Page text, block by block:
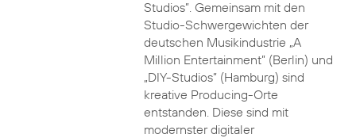
Studios”. Gemeinsam mit den
Studio-Schwergewichten der
deutschen Musikindustrie „A
Million Entertainment” (Berlin) und
„DIY-Studios” (Hamburg) sind
kreative Producing-Orte
entstanden. Diese sind mit
modernster digitaler